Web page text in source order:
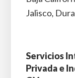
Jalisco,
Servicios
Privada e